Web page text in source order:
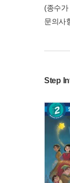
(종수
문의사
Step